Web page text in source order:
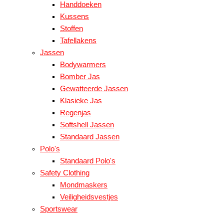
Handdoeken
Kussens
Stoffen
Tafellakens
Jassen
Bodywarmers
Bomber Jas
Gewatteerde Jassen
Klasieke Jas
Regenjas
Softshell Jassen
Standaard Jassen
Polo's
Standaard Polo's
Safety Clothing
Mondmaskers
Veiligheidsvestjes
Sportswear